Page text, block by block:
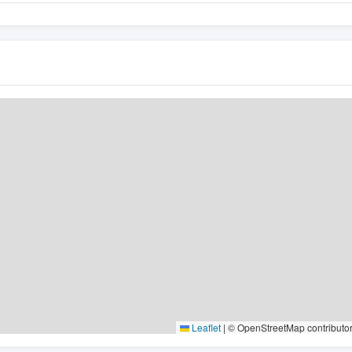
Leaflet | © OpenStreetMap